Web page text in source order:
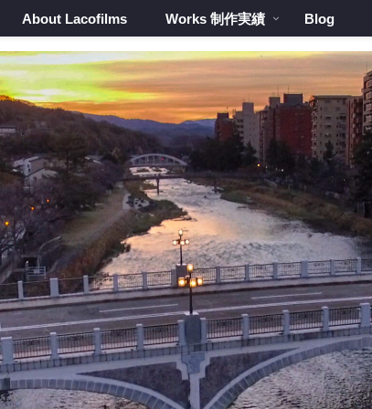
About Lacofilms Works 制作実績 Blog